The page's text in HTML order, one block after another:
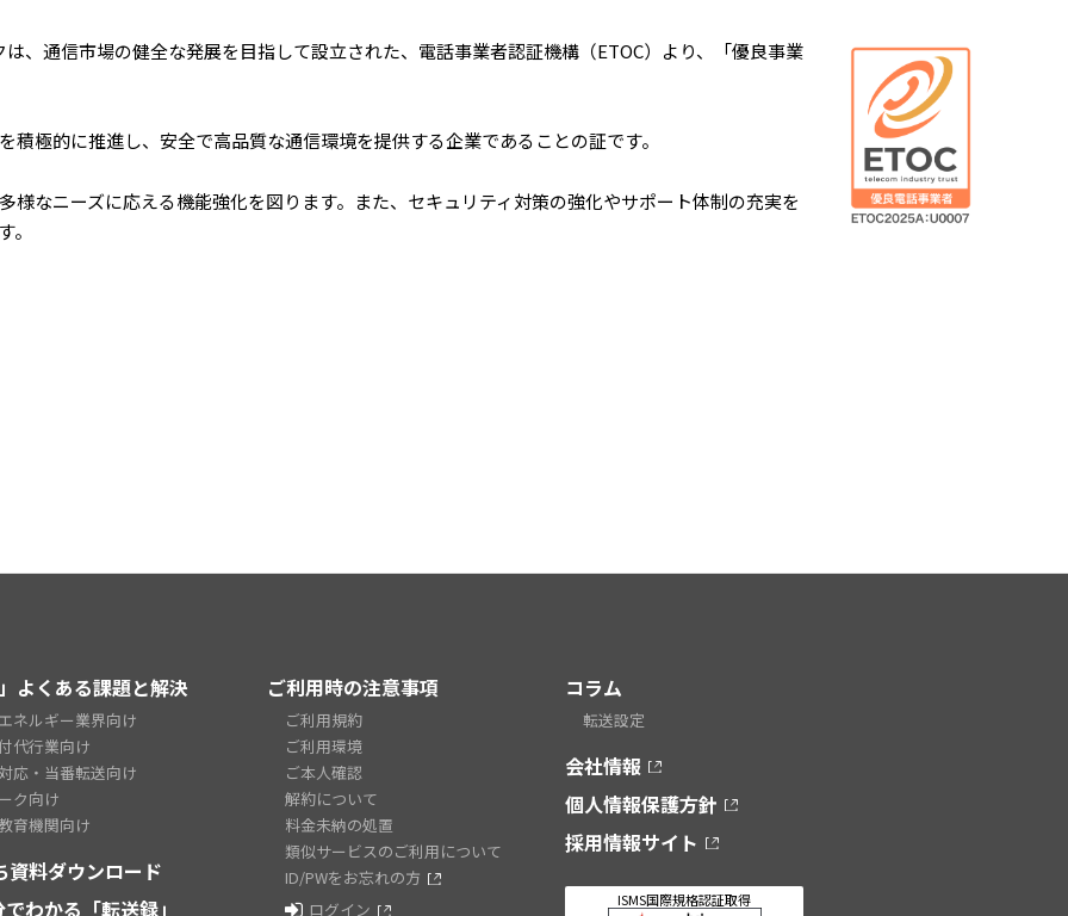
、通信市場の健全な発展を目指して設立された、電話事業者認証機構（ETOC）より、「優良事業
極的に推進し、安全で高品質な通信環境を提供する企業であることの証です。
なニーズに応える機能強化を図ります。また、セキュリティ対策の強化やサポート体制の充実を
よくある課題と解決
ネルギー業界向け
代行業向け
応・当番転送向け
ク向け
育機関向け
資料ダウンロード
わかる「転送録」
ご利用時の注意事項
ご利用規約
ご利用環境
ご本人確認
解約について
料金未納の処置
類似サービスのご利用について
ID/PWをお忘れの方
ログイン
コラム
転送設定
会社情報
個人情報保護方針
採用情報サイト
ISMS国際規格認証取得